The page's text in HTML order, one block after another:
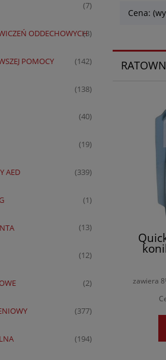
(7)
ODDECHOWYCH(3)
POMOCY (142)
(138)
(40)
(19)
AED (339)
(1)
(13)
(12)
(2)
(377)
(194)
Cena:
zawiera